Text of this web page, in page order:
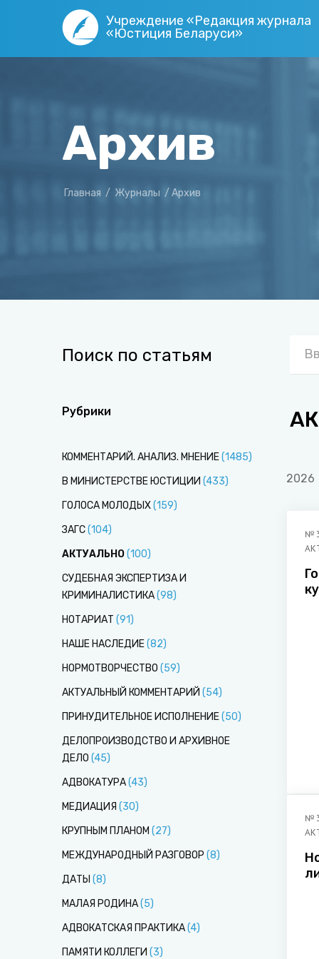
Учреждение «Редакция журнала
«Юстиция Беларуси»
Архив
Главная / Журналы / Архив
Поиск по статьям
Рубрики
КОММЕНТАРИЙ. АНАЛИЗ. МНЕНИЕ(1485)
В МИНИСТЕРСТВЕ ЮСТИЦИИ (433)
ГОЛОСА МОЛОДЫХ(159)
ЗАГС(104)
АКТУАЛЬНО(100)
СУДЕБНАЯ ЭКСПЕРТИЗА И
КРИМИНАЛИСТИКА(98)
НОТАРИАТ (91)
НАШЕ НАСЛЕДИЕ(82)
НОРМОТВОРЧЕСТВО (59)
АКТУАЛЬНЫЙ КОММЕНТАРИЙ (54)
ПРИНУДИТЕЛЬНОЕ ИСПОЛНЕНИЕ(50)
ДЕЛОПРОИЗВОДСТВО И АРХИВНОЕ
ДЕЛО (45)
АДВОКАТУРА(43)
МЕДИАЦИЯ (30)
КРУПНЫМ ПЛАНОМ (27)
МЕЖДУНАРОДНЫЙ РАЗГОВОР (8)
ДАТЫ (8)
МАЛАЯ РОДИНА(5)
АДВОКАТСКАЯ ПРАКТИКА(4)
ПАМЯТИ КОЛЛЕГИ (3)
2026
№
№